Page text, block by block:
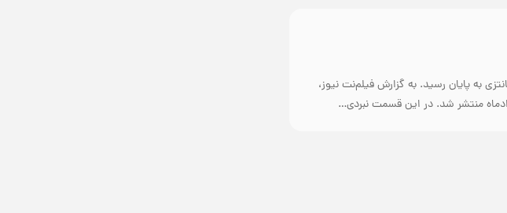
به پایان رسید. به گزارش فیلم‌نت نیوز،